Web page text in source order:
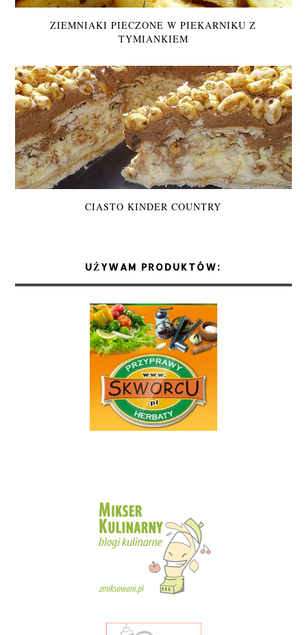
ZIEMNIAKI PIECZONE W PIEKARNIKU Z
TYMIANKIEM
CIASTO KINDER COUNTRY
UŻYWAM PRODUKTÓW: